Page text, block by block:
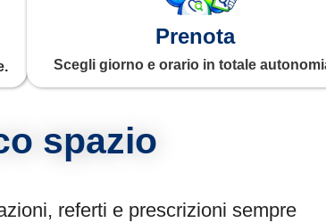
Prenota
Scegli giorno e orario in totale
spazio
referti e prescrizioni sempre